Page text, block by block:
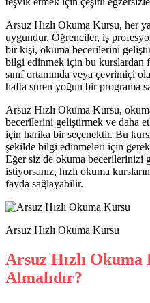
Arsuz Hızlı Okuma Kursu, her
uygundur. Öğrenciler, iş
bir kişi, okuma becerilerini
bilgi edinmek için bu kurslardan
sınıf ortamında veya çevrimiçi
hafta süren yoğun bir programa
Arsuz Hızlı Okuma Kursu,
becerilerini geliştirmek ve daha
için harika bir seçenektir. Bu
şekilde bilgi edinmeleri için
Eğer siz de okuma becerilerinizi
istiyorsanız, hızlı okuma
fayda sağlayabilir.
Arsuz Hızlı Okuma Kursu
Arsuz Hızlı
Almalıdır?